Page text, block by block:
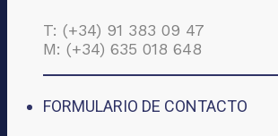
T: (+34) 91 383 09 47
M: (+34) 635 018 648
FORMULARIO DE CONTACTO